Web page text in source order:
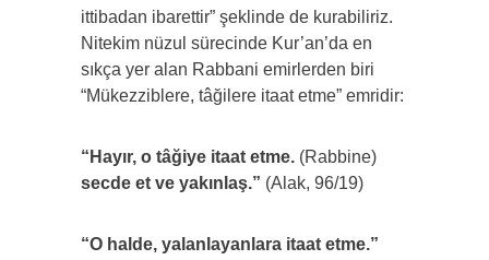
ittibadan ibarettir” şeklinde de kurabiliriz.
Nitekim nüzul sürecinde Kur’an’da en
sıkça yer alan Rabbani emirlerden biri
“Mükezziblere, tâğilere itaat etme” emridir:
“Hayır, o tâğiye itaat etme. (Rabbine)
secde et ve yakınlaş.” (Alak, 96/19)
“O halde, yalanlayanlara itaat etme.”